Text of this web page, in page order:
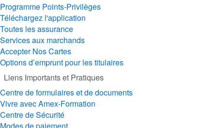
Programme Points-Privilèges
Téléchargez l'application
Toutes les assurance
Services aux marchands
Accepter Nos Cartes
Options d’emprunt pour les titulaires
Liens Importants et Pratiques
Centre de formulaires et de documents
Vivre avec Amex-Formation
Centre de Sécurité
Modes de paiement